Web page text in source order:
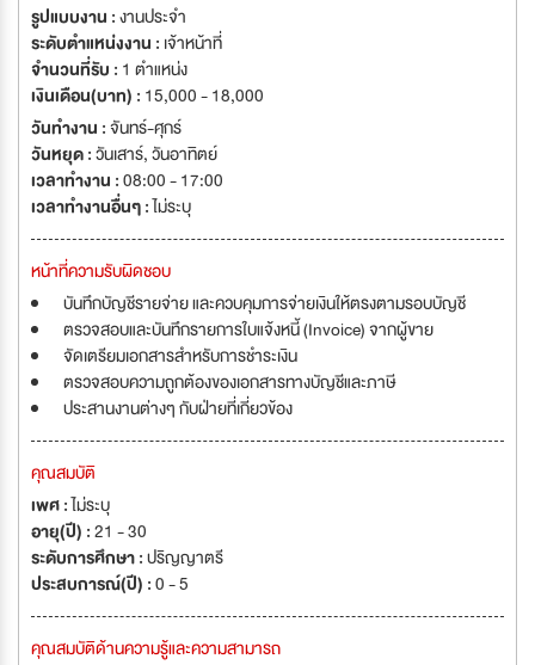
รูปแบบงาน :งานประจำ
ระดับตำแหน่งงาน : เจ้าหน้าที่
จำนวนที่รับ : 1 ตำแหน่ง
เงินเดือน(บาท) : 15,000 - 18,000
วันทำงาน :จันทร์-ศุกร์
วันหยุด :วันเสาร์,วันอาทิตย์
เวลาทำงาน :08:00 - 17:00
เวลาทำงานอื่นๆ :ไม่ระบุ
หน้าที่ความรับผิดชอบ
บันทึกบัญชีรายจ่าย และควบคุมการจ่ายเงินให้ตรงตามรอบบัญชี
ตรวจสอบและบันทึกรายการใบแจ้งหนี้ (Invoice) จากผู้ขาย
จัดเตรียมเอกสารสำหรับการชำระเงิน
ตรวจสอบความถูกต้องของเอกสารทางบัญชีและภาษี
ประสานงานต่างๆ กับฝ่ายที่เกี่ยวข้อง
คุณสมบัติ
เพศ :ไม่ระบุ
อายุ(ปี) :21 - 30
ระดับการศึกษา :ปริญญาตรี
ประสบการณ์(ปี) :0 - 5
คุณสมบัติด้านความรู้และความสามารถ